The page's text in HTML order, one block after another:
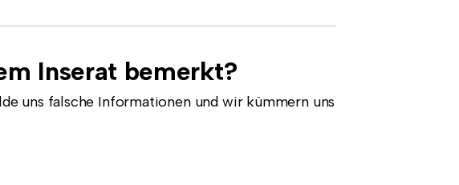
Inserat bemerkt?
uns falsche Informationen und wir kümmern uns